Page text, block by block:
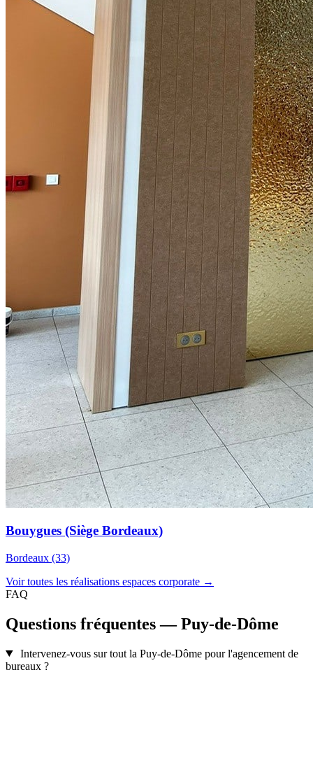
Bouygues (Siège Bordeaux)
Bordeaux (33)
Voir toutes les réalisations espaces corporate →
FAQ
Questions fréquentes — Puy-de-Dôme
Intervenez-vous sur tout la Puy-de-Dôme pour l'agencement de
bureaux ?